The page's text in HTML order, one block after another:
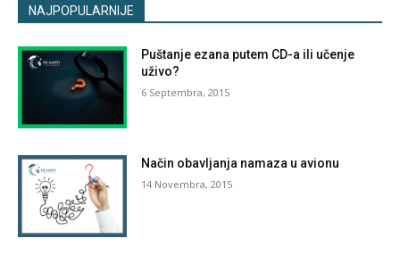
NAJPOPULARNIJE
Puštanje ezana putem CD-a ili učenje
uživo?
6 Septembra, 2015
Način obavljanja namaza u avionu
14 Novembra, 2015